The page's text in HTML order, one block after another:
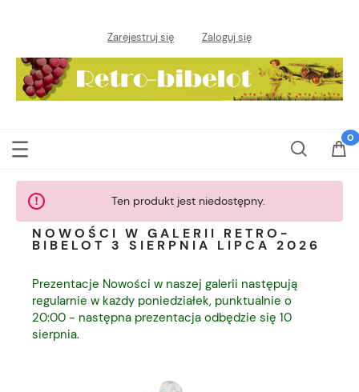
Zarejestruj się Zaloguj się
Ten produkt jest niedostępny.
NOWOŚCI W GALERII RETRO-
BIBELOT 3 SIERPNIA LIPCA 2026
Prezentacje Nowości w naszej galerii następują
regularnie w każdy poniedziałek, punktualnie o
20:00 - następna prezentacja odbędzie się 10
sierpnia.